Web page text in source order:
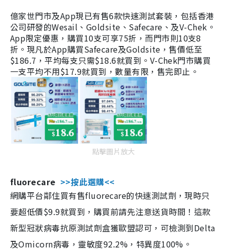
億家世門市及App現已有售6款快速測試套裝，包括香港
公司研發的Wesail、Goldsite、Safecare、及V-Chek。
App限定優惠，購買10支可享75折，而門市則10支8
折。現凡於App購買Safecare及Goldsite，售價低至
$186.7，平均每支只需$18.6就買到。V-Chek門市購買
一支平均不用$17.9就買到，數量有限，售完即止。
點擊圖片放大
fluorecare >>按此選購<<
網購平台鄰住買有售fluorecare的快速測試劑，現時只
要超低價$9.9就買到，購買前請先注意送貨時間！這款
新型冠狀病毒抗原測試劑盒獲歐盟認可，可檢測到Delta
及Omicorn病毒，靈敏度92.2%，特異度100%。